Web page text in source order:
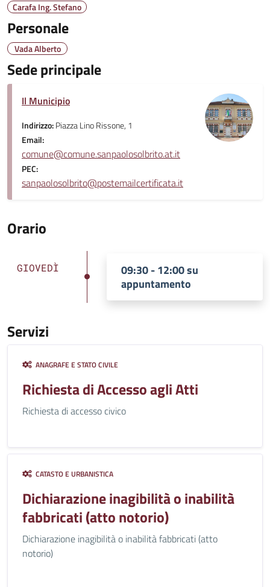
Carafa Ing. Stefano
Personale
Vada Alberto
Sede principale
Il Municipio
Indirizzo:Piazza Lino Rissone, 1
Email:
comune@comune.sanpaolosolbrito.at.it
PEC:
sanpaolosolbrito@postemailcertificata.it
Orario
GIOVEDÌ
09:30 - 12:00 su
appuntamento
Servizi
ANAGRAFE E STATO CIVILE
Richiesta di Accesso agli Atti
Richiesta di accesso civico
CATASTO E URBANISTICA
Dichiarazione inagibilità o inabilità
fabbricati (atto notorio)
Dichiarazione inagibilità o inabilità fabbricati (atto
notorio)